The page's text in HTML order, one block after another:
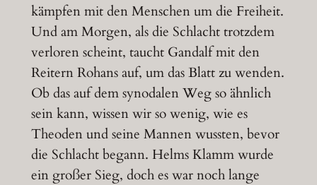
kämpfen mit den Menschen um die Freiheit.
Und am Morgen, als die Schlacht trotzdem
verloren scheint, taucht Gandalf mit den
Reitern Rohans auf, um das Blatt zu wenden.
Ob das auf dem synodalen Weg so ähnlich
sein kann, wissen wir so wenig, wie es
Theoden und seine Mannen wussten, bevor
die Schlacht begann. Helms Klamm wurde
ein großer Sieg, doch es war noch lange